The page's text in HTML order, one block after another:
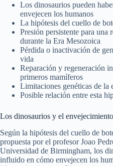
Los dinosaurios pueden
envejecen los humanos
La hipótesis del cuello de
Presión persistente para una
durante la Era Mesozoica
Pérdida o inactivación de
vida
Reparación y regeneración
primeros mamíferos
Limitaciones genéticas de la
Posible relación entre esta
Los dinosaurios y el
Según la hipótesis del cuello de
propuesta por el profesor Joao
Universidad de Birmingham, los
influido en cómo envejecen los